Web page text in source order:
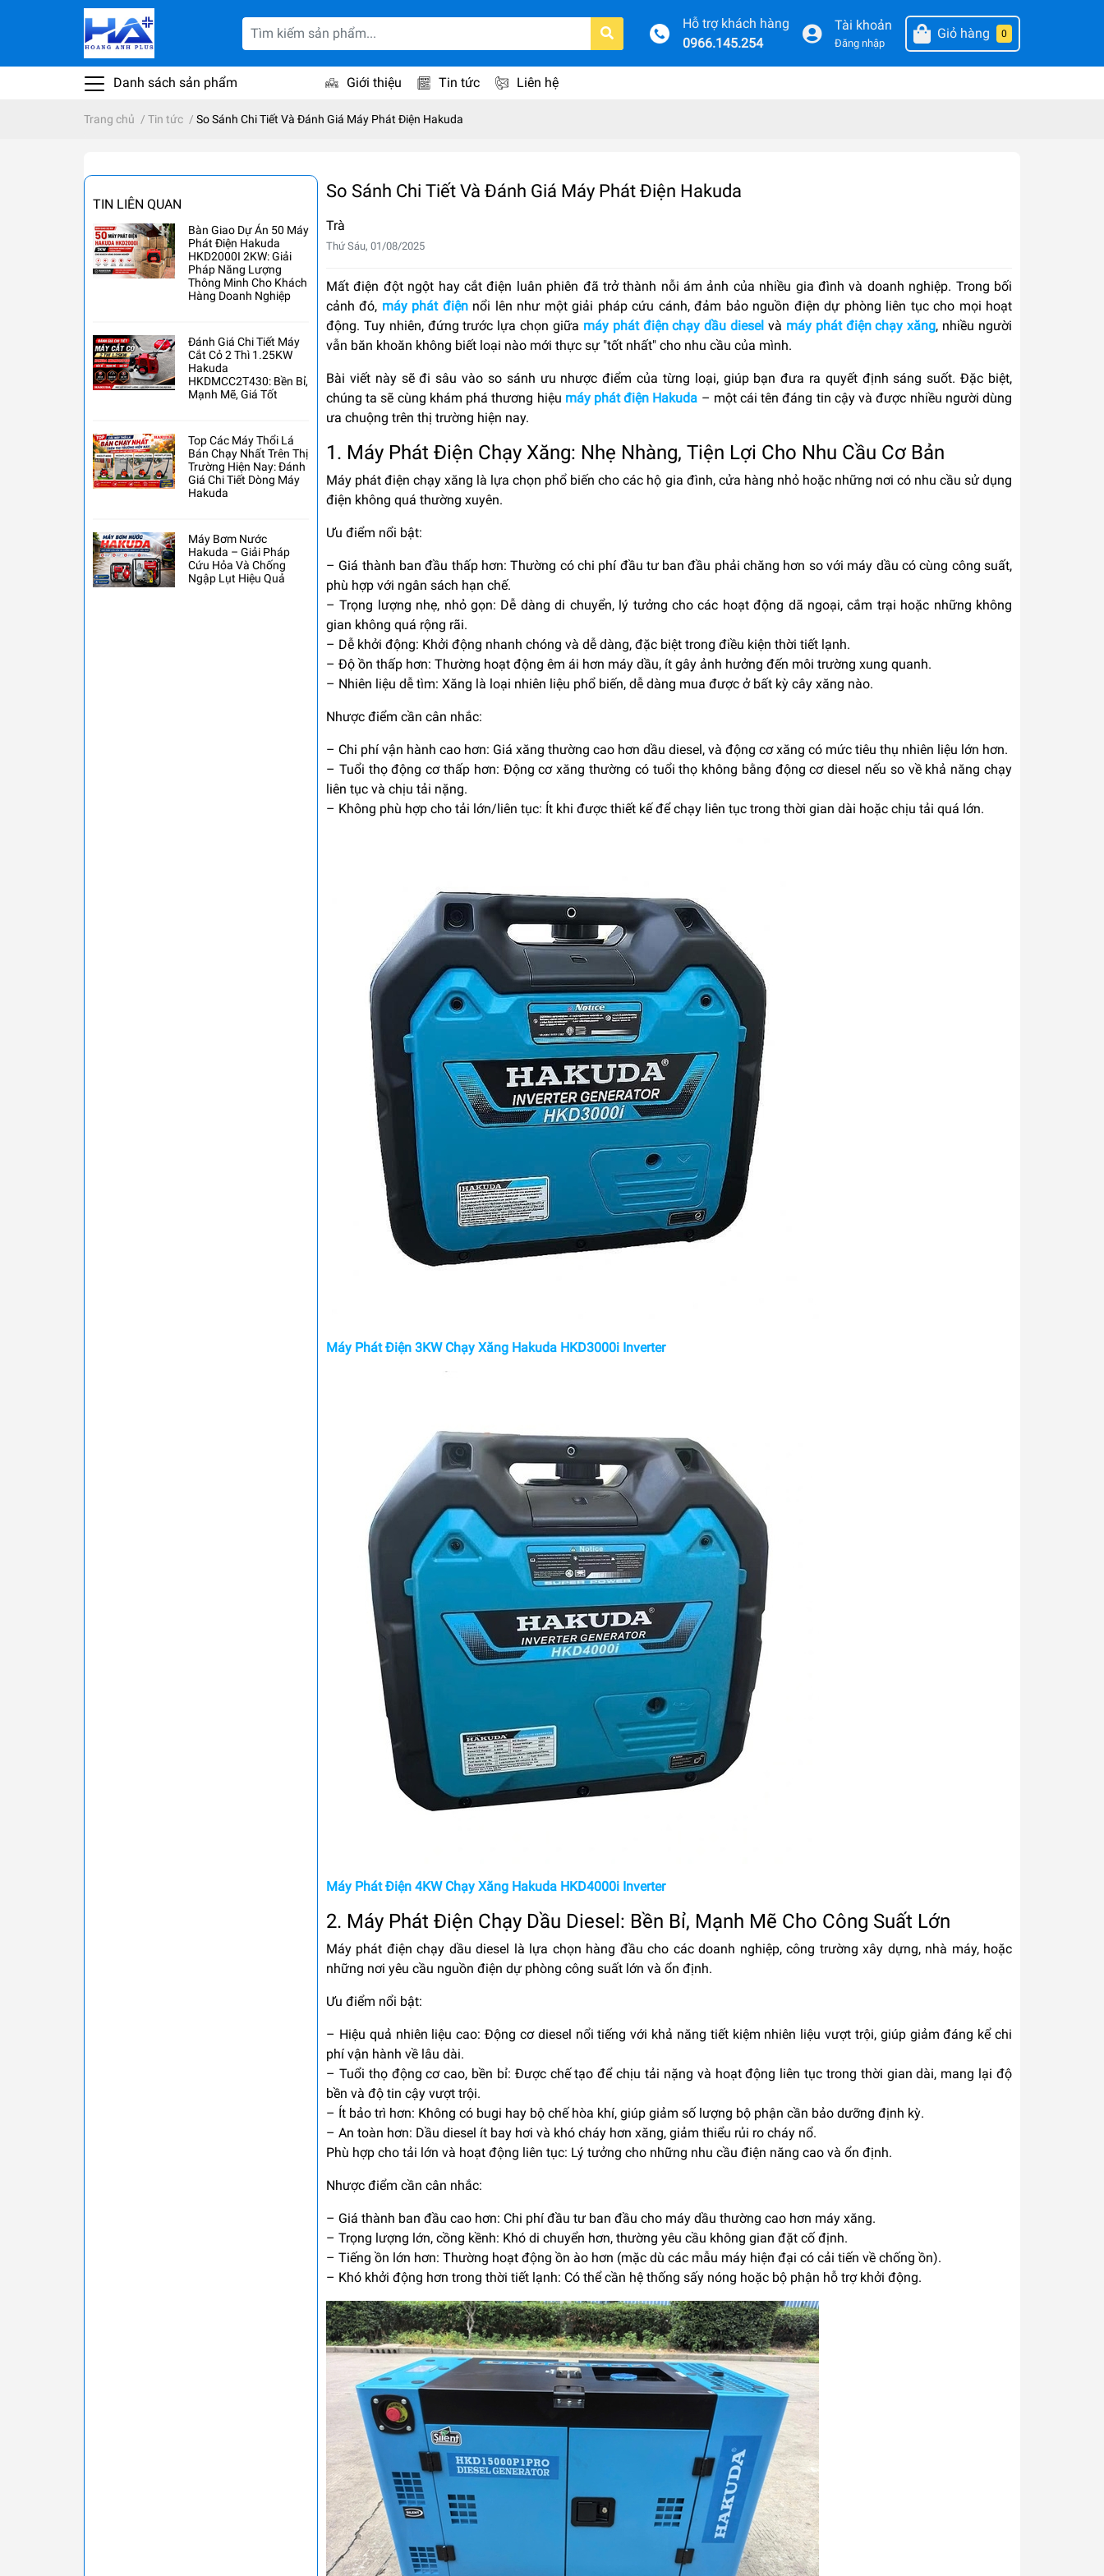
Hỗ trợ khách hàng
0966.145.254
Tài khoản
Đăng nhập
Giỏ hàng 0
Danh sách sản phẩm Giới thiệu Tin tức Liên hệ
Trang chủ / Tin tức / So Sánh Chi Tiết Và Đánh Giá Máy Phát Điện Hakuda
TIN LIÊN QUAN
Bàn Giao Dự Án 50 Máy
Phát Điện Hakuda
HKD2000I 2KW: Giải
Pháp Năng Lượng
Thông Minh Cho Khách
Hàng Doanh Nghiệp
Đánh Giá Chi Tiết Máy
Cắt Cỏ 2 Thì 1.25KW
Hakuda
HKDMCC2T430: Bền Bỉ,
Mạnh Mẽ, Giá Tốt
Top Các Máy Thổi Lá
Bán Chạy Nhất Trên Thị
Trường Hiện Nay: Đánh
Giá Chi Tiết Dòng Máy
Hakuda
Máy Bơm Nước
Hakuda – Giải Pháp
Cứu Hỏa Và Chống
Ngập Lụt Hiệu Quả
So Sánh Chi Tiết Và Đánh Giá Máy Phát Điện Hakuda
Trà
Thứ Sáu, 01/08/2025
Mất điện đột ngột hay cắt điện luân phiên đã trở thành nỗi ám ảnh của nhiều gia đình và doanh nghiệp. Trong bối
cảnh đó, máy phát điệnnổi lên như một giải pháp cứu cánh, đảm bảo nguồn điện dự phòng liên tục cho mọi hoạt
động. Tuy nhiên, đứng trước lựa chọn giữa máy phát điện chạy dầu diesel và máy phát điện chạy xăng, nhiều người
vẫn băn khoăn không biết loại nào mới thực sự "tốt nhất" cho nhu cầu của mình.
Bài viết này sẽ đi sâu vào so sánh ưu nhược điểm của từng loại, giúp bạn đưa ra quyết định sáng suốt. Đặc biệt,
chúng ta sẽ cùng khám phá thương hiệu máy phát điện Hakuda – một cái tên đáng tin cậy và được nhiều người dùng
ưa chuộng trên thị trường hiện nay.
1. Máy Phát Điện Chạy Xăng: Nhẹ Nhàng, Tiện Lợi Cho Nhu Cầu Cơ Bản
Máy phát điện chạy xăng là lựa chọn phổ biến cho các hộ gia đình, cửa hàng nhỏ hoặc những nơi có nhu cầu sử dụng
điện không quá thường xuyên.
Ưu điểm nổi bật:
– Giá thành ban đầu thấp hơn: Thường có chi phí đầu tư ban đầu phải chăng hơn so với máy dầu có cùng công suất,
phù hợp với ngân sách hạn chế.
–Trọng lượng nhẹ, nhỏ gọn: Dễ dàng di chuyển, lý tưởng cho các hoạt động dã ngoại, cắm trại hoặc những không
gian không quá rộng rãi.
– Dễ khởi động: Khởi động nhanh chóng và dễ dàng, đặc biệt trong điều kiện thời tiết lạnh.
– Độ ồn thấp hơn: Thường hoạt động êm ái hơn máy dầu, ít gây ảnh hưởng đến môi trường xung quanh.
– Nhiên liệu dễ tìm: Xăng là loại nhiên liệu phổ biến, dễ dàng mua được ở bất kỳ cây xăng nào.
Nhược điểm cần cân nhắc:
– Chi phí vận hành cao hơn: Giá xăng thường cao hơn dầu diesel, và động cơ xăng có mức tiêu thụ nhiên liệu lớn hơn.
– Tuổi thọ động cơ thấp hơn: Động cơ xăng thường có tuổi thọ không bằng động cơ diesel nếu so về khả năng chạy
liên tục và chịu tải nặng.
– Không phù hợp cho tải lớn/liên tục: Ít khi được thiết kế để chạy liên tục trong thời gian dài hoặc chịu tải quá lớn.
Máy Phát Điện 3KW Chạy Xăng Hakuda HKD3000i Inverter
Máy Phát Điện 4KW Chạy Xăng Hakuda HKD4000i Inverter
2. Máy Phát Điện Chạy Dầu Diesel: Bền Bỉ, Mạnh Mẽ Cho Công Suất Lớn
Máy phát điện chạy dầu diesel là lựa chọn hàng đầu cho các doanh nghiệp, công trường xây dựng, nhà máy, hoặc
những nơi yêu cầu nguồn điện dự phòng công suất lớn và ổn định.
Ưu điểm nổi bật:
– Hiệu quả nhiên liệu cao: Động cơ diesel nổi tiếng với khả năng tiết kiệm nhiên liệu vượt trội, giúp giảm đáng kể chi
phí vận hành về lâu dài.
– Tuổi thọ động cơ cao, bền bỉ: Được chế tạo để chịu tải nặng và hoạt động liên tục trong thời gian dài, mang lại độ
bền và độ tin cậy vượt trội.
– Ít bảo trì hơn: Không có bugi hay bộ chế hòa khí, giúp giảm số lượng bộ phận cần bảo dưỡng định kỳ.
– An toàn hơn: Dầu diesel ít bay hơi và khó cháy hơn xăng, giảm thiểu rủi ro cháy nổ.
Phù hợp cho tải lớn và hoạt động liên tục: Lý tưởng cho những nhu cầu điện năng cao và ổn định.
Nhược điểm cần cân nhắc:
– Giá thành ban đầu cao hơn: Chi phí đầu tư ban đầu cho máy dầu thường cao hơn máy xăng.
– Trọng lượng lớn, cồng kềnh: Khó di chuyển hơn, thường yêu cầu không gian đặt cố định.
– Tiếng ồn lớn hơn: Thường hoạt động ồn ào hơn (mặc dù các mẫu máy hiện đại có cải tiến về chống ồn).
– Khó khởi động hơn trong thời tiết lạnh: Có thể cần hệ thống sấy nóng hoặc bộ phận hỗ trợ khởi động.